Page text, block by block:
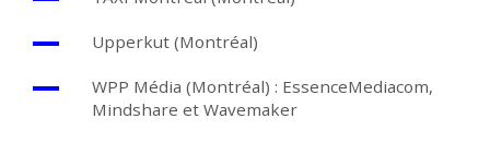
Upperkut (Montréal)
WPP Média (Montréal) : EssenceMediacom,
Mindshare et Wavemaker